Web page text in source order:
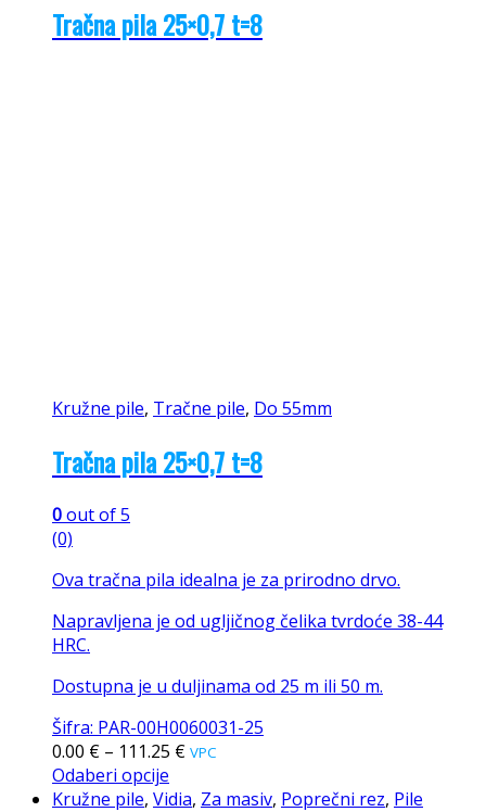
Tračna pila 25×0,7 t=8
Kružne pile, Tračne pile, Do 55mm
Tračna pila 25×0,7 t=8
0out of 5
(0)
Ova tračna pila idealna je za prirodno drvo.
Napravljena je od ugljičnog čelika tvrdoće 38-44
HRC.
Dostupna je u duljinama od 25 m ili 50 m.
Šifra: PAR-00H0060031-25
0.00 € – 111.25 € VPC
Odaberi opcije
Kružne pile, Vidia, Za masiv, Poprečni rez, Pile